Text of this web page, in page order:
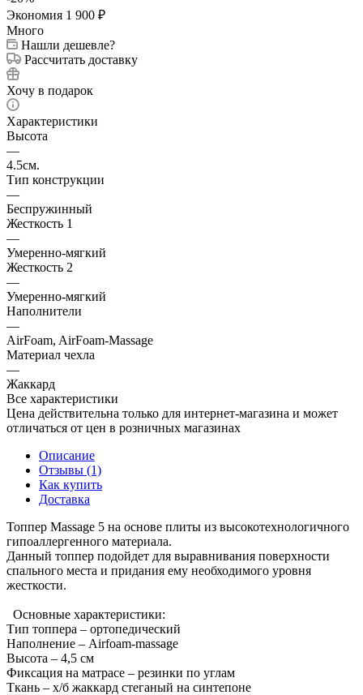
Экономия 1 900 ₽
Много
Нашли дешевле?
Рассчитать доставку
Хочу в подарок
Характеристики
Высота
—
4.5см.
Тип конструкции
—
Беспружинный
Жесткость 1
—
Умеренно-мягкий
Жесткость 2
—
Умеренно-мягкий
Наполнители
—
AirFoam, AirFoam-Massage
Материал чехла
—
Жаккард
Все характеристики
Цена действительна только для интернет-магазина и может
отличаться от цен в розничных магазинах
Описание
Отзывы (1)
Как купить
Доставка
Топпер Massage 5 на основе плиты из высокотехнологичного
гипоаллергенного материала.
Данный топпер подойдет для выравнивания поверхности
спального места и придания ему необходимого уровня
жесткости.
Основные характеристики:
Тип топпера – ортопедический
Наполнение – Airfoam-massage
Высота – 4,5 см
Фиксация на матрасе – резинки по углам
Ткань – х/б жаккард стеганый на синтепоне